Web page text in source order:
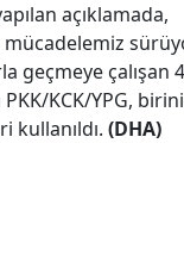
açıklamada,
mücadelemiz
geçmeye çalışan
KCK/YPG,
kullanıldı.(DHA)